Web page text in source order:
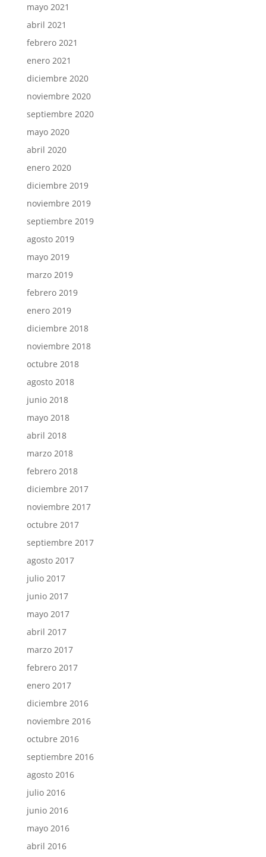
mayo 2021
abril 2021
febrero 2021
enero 2021
diciembre 2020
noviembre 2020
septiembre 2020
mayo 2020
abril 2020
enero 2020
diciembre 2019
noviembre 2019
septiembre 2019
agosto 2019
mayo 2019
marzo 2019
febrero 2019
enero 2019
diciembre 2018
noviembre 2018
octubre 2018
agosto 2018
junio 2018
mayo 2018
abril 2018
marzo 2018
febrero 2018
diciembre 2017
noviembre 2017
octubre 2017
septiembre 2017
agosto 2017
julio 2017
junio 2017
mayo 2017
abril 2017
marzo 2017
febrero 2017
enero 2017
diciembre 2016
noviembre 2016
octubre 2016
septiembre 2016
agosto 2016
julio 2016
junio 2016
mayo 2016
abril 2016